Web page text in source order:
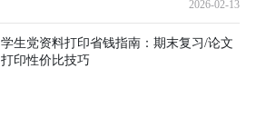
2026-02-13
学生党资料打印省钱指南：期末复习/论文
打印性价比技巧